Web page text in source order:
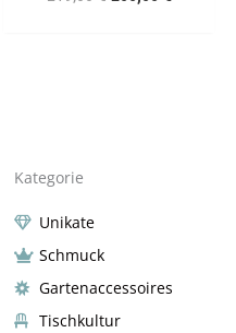
Kategorie
Unikate
Schmuck
Gartenaccessoires
Tischkultur